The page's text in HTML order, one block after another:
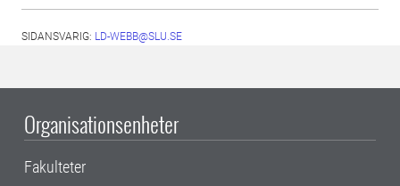
SIDANSVARIG: LD-WEBB@SLU.SE
Organisationsenheter
Fakulteter